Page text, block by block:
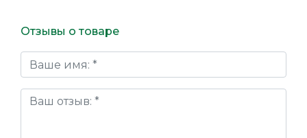
Отзывы о товаре